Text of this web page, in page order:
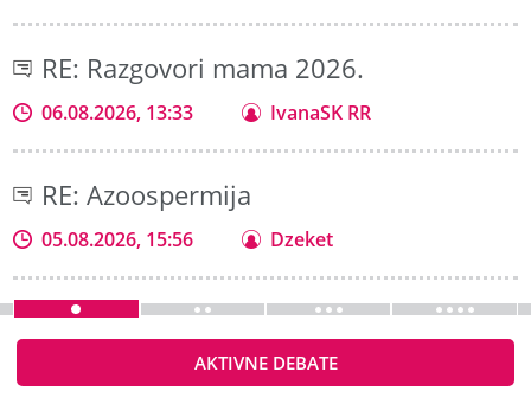
RE: Razgovori mama 2026.
06.08.2026, 13:33 IvanaSK RR
RE: Azoospermija
05.08.2026, 15:56 Dzeket
AKTIVNE DEBATE